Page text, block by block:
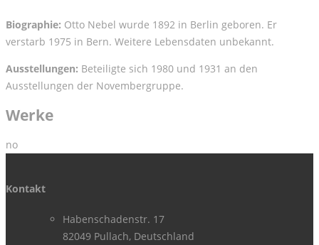
Biographie: Otto Nebel wurde 1892 in Berlin geboren. Er
verstarb 1975 in Bern. Weitere Lebensdaten unbekannt.
Ausstellungen: Beteiligte sich 1980 und 1931 an den
Ausstellungen der Novembergruppe.
Werke
no
Kontakt
Habenschadenstr. 17
82049 Pullach, Deutschland